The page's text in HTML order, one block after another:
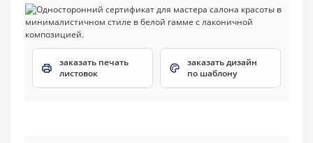
заказать печать
листовок
заказать дизайн
по шаблону